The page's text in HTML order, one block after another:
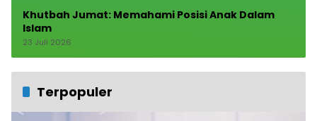
Khutbah Jumat: Memahami Posisi Anak Dalam
Islam
23 Juli 2026
Terpopuler